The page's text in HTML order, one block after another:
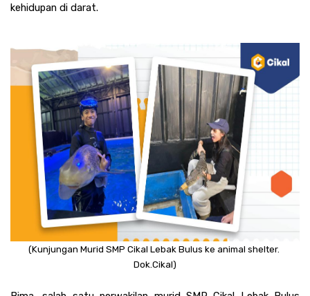
kehidupan di darat.
(Kunjungan Murid SMP Cikal Lebak Bulus ke animal shelter.
Dok.Cikal)